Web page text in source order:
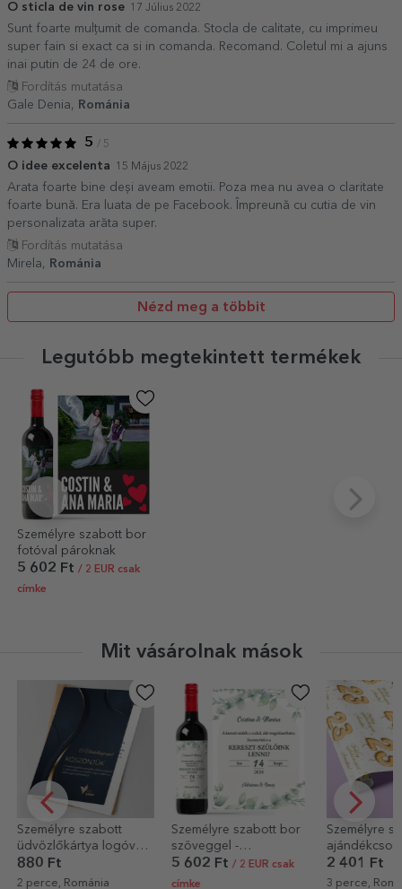
O sticla de vin rose 17 Július 2022
Sunt foarte mulțumit de comanda. Stocla de calitate, cu imprimeu
super fain si exact ca si in comanda. Recomand. Coletul mi a ajuns
inai putin de 24 de ore.
Fordítás mutatása
Gale Denia,
Románia
5 / 5
O idee excelenta 15 Május 2022
Arata foarte bine deși aveam emotii. Poza mea nu avea o claritate
foarte bună. Era luata de pe Facebook. Împreună cu cutia de vin
personalizata arăta super.
Fordítás mutatása
Mirela,
Románia
Nézd meg a többit
Legutóbb megtekintett termékek
Személyre szabott bor
fotóval pároknak
5 602 Ft / 2 EUR csak
címke
Mit vásárolnak mások
Személyre szabott bor
szöveggel -
Keresztapáknak
5 602 Ft
címke
Személyre szabott
ajándékcsomagoló
papír szöveggel - Lufik
2 401 Ft
3 perce, Románia
párna 8
5 523
6 perce,